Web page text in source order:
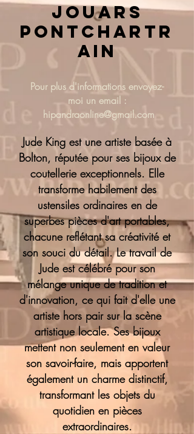
jouars
pontchartr
ain
Pour plus d'informations envoyez-
moi un email :
hipandraonline@gmail.com
Jude King est une artiste basée à
Bolton, réputée pour ses bijoux de
coutellerie exceptionnels. Elle
transforme habilement des
ustensiles ordinaires en de
superbes pièces d'art portables,
chacune reflétant sa créativité et
son souci du détail. Le travail de
Jude est célébré pour son
mélange unique de tradition et
d'innovation, ce qui fait d'elle une
artiste hors pair sur la scène
artistique locale. Ses bijoux
mettent non seulement en valeur
son savoir-faire, mais apportent
également un charme distinctif,
transformant les objets du
quotidien en pièces
extraordinaires.